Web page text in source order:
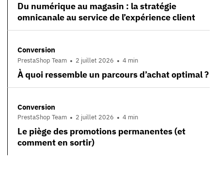
Du numérique au magasin : la stratégie
omnicanale au service de l’expérience client
Conversion
PrestaShop Team 2 juillet 2026 4 min
À quoi ressemble un parcours d’achat optimal ?
Conversion
PrestaShop Team 2 juillet 2026 4 min
Le piège des promotions permanentes (et
comment en sortir)